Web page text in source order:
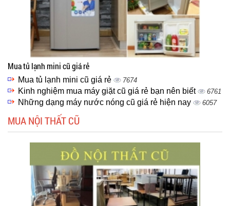
Mua tủ lạnh mini cũ giá rẻ
Mua tủ lạnh mini cũ giá rẻ 7674
Kinh nghiệm mua máy giặt cũ giá rẻ bạn nên biết 6761
Những dạng máy nước nóng cũ giá rẻ hiện nay 6057
MUA NỘI THẤT CŨ